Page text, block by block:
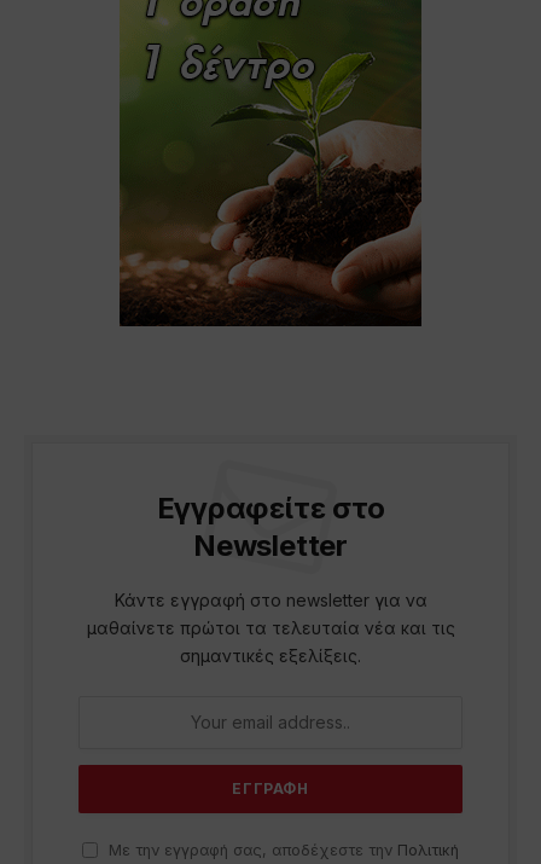
Εγγραφείτε στο
Newsletter
Κάντε εγγραφή στο newsletter για να
μαθαίνετε πρώτοι τα τελευταία νέα και τις
σημαντικές εξελίξεις.
Με την εγγραφή σας, αποδέχεστε την Πολιτική